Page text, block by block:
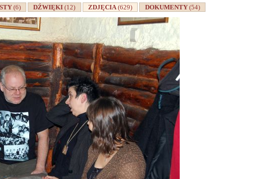
(6) DŹWIĘKI(12) ZDJĘCIA(629) DOKUMENTY (54)